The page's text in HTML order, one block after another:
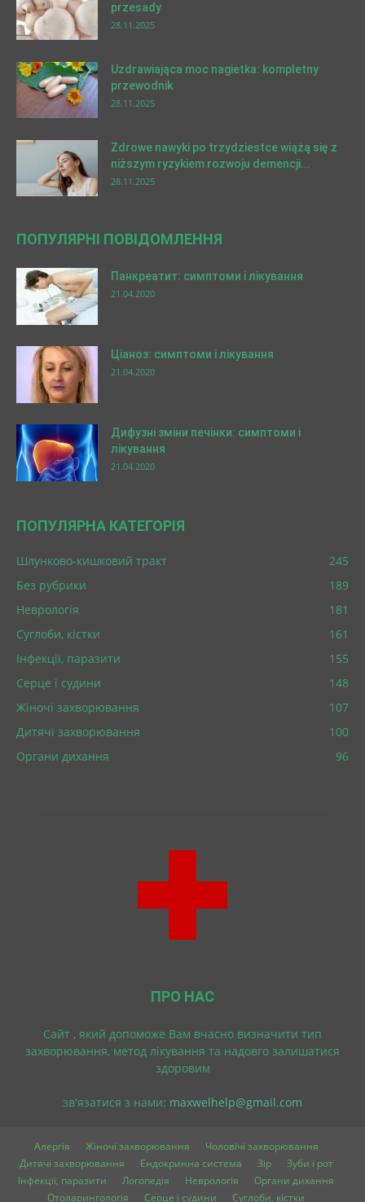
przesady
28.11.2025
Uzdrawiająca moc nagietka: kompletny
przewodnik
28.11.2025
Zdrowe nawyki po trzydziestce wiążą się z
niższym ryzykiem rozwoju demencji...
28.11.2025
ПОПУЛЯРНІ ПОВІДОМЛЕННЯ
Панкреатит: симптоми і лікування
21.04.2020
Ціаноз: симптоми і лікування
21.04.2020
Дифузні зміни печінки: симптоми і
лікування
21.04.2020
ПОПУЛЯРНА КАТЕГОРІЯ
Шлунково-кишковий тракт
245
Без рубрики
189
Неврологія
181
Суглоби, кістки
161
Інфекції, паразити
155
Серце і судини
148
Жіночі захворювання
107
Дитячі захворювання
100
Органи дихання
96
ПРО НАС
Cайт , який допоможе Вам вчасно визначити тип
захворювання, метод лікування та надовго залишатися
здоровим
зв'язатися з нами: maxwelhelp@gmail.com
Алергія Жіночі захворювання
Чоловічі захворювання
Дитячі захворювання
Ендокринна система Зір
Зуби і рот
Інфекції, паразити
Логопедія Неврологія
Органи дихання
Отоларингологія
Серце і судини Суглоби, кістки